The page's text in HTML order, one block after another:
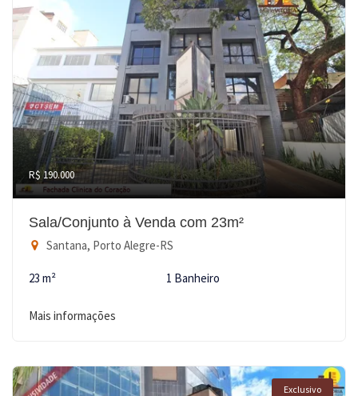
R$ 190.000
Sala/Conjunto à Venda com 23m²
Santana, Porto Alegre-RS
23 m² 1 Banheiro
Mais informações
Exclusivo